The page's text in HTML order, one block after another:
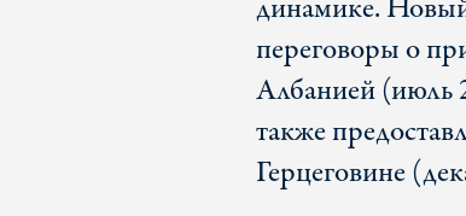
динамике.
переговоры о
Албанией (июль
также
Герцеговине